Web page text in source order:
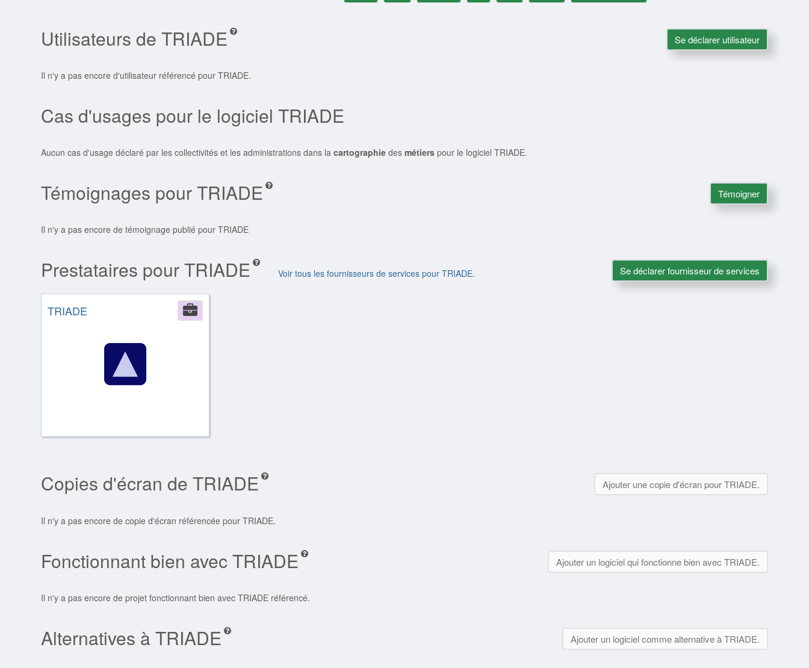
Utilisateurs de TRIADE Se déclarer utilisateur
Il n'y a pas encore d'utilisateur référencé pour TRIADE.
Cas d'usages pour le logiciel TRIADE
Aucun cas d'usage déclaré par les collectivités et les administrations dans lacartographie desmétiers pour le logiciel TRIADE.
Témoignages pour TRIADE Témoigner
Il n'y a pas encore de témoignage publié pour TRIADE
Prestataires pour TRIADE Voir tous les fournisseurs de services pour TRIADE. Se déclarer fournisseur de services
Company
TRIADE
Copies d'écran de TRIADE Ajouter une copie d'écran pour TRIADE.
Il n'y a pas encore de copie d'écran référencée pour TRIADE.
Fonctionnant bien avec TRIADE Ajouter un logiciel qui fonctionne bien avec TRIADE.
Il n'y a pas encore de projet fonctionnant bien avec TRIADE référencé.
Alternatives à TRIADE Ajouter un logiciel comme alternative à TRIADE.